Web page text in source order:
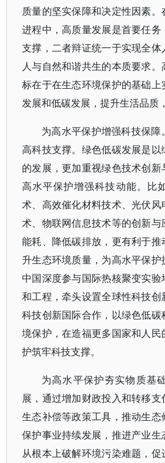
质量的坚实保障和决定性因素
进程中，高质量发展是首要任
支撑，二者辩证统一于实现全
人与自然和谐共生的本质要求。
标在于在生态环境保护的基础
发展和低碳发展，提升生活品质
为高水平保护增强科技保
高科技支撑。绿色低碳发展是
的发展，更加重视绿色技术创
高水平保护增强科技动能。比
术、高效催化材料技术、光伏
术、物联网信息技术等的创新
能耗、降低碳排放，更有利于
升生态环境质量，为高水平保护
中国深度参与国际热核聚变实
和工程，牵头设置全球性科技
科技创新国际合作，以绿色低
境保护，在造福更多国家和人
护筑牢科技支撑。
为高水平保护夯实物质基
展，通过增加财政投入和转移支
生态补偿等政策工具，推动生
保护事业持续发展，推进产业生
从根本上破解环境污染难题，